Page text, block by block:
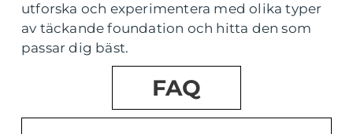
utforska och experimentera med olika typer
av täckande foundation och hitta den som
passar dig bäst.
FAQ